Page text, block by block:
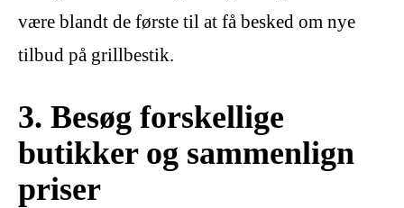
være blandt de første til at få besked om nye
tilbud på grillbestik.
3. Besøg forskellige
butikker og sammenlign
priser